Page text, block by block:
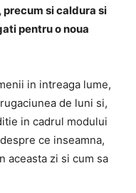
si caldura si
pentru o noua
in intreaga lume,
de luni si,
in cadrul modului
ce inseamna,
aceasta zi si cum sa